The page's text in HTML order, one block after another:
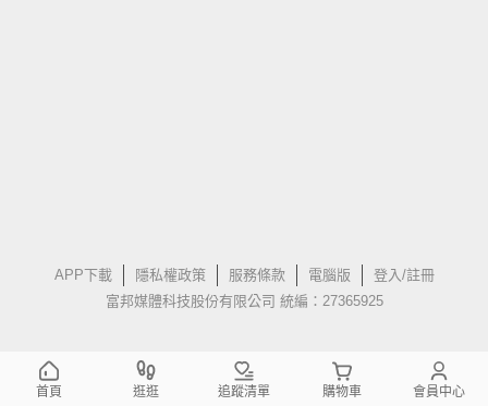
APP下載 隱私權政策 服務條款 電腦版
登入/註冊
富邦媒體科技股份有限公司 統編：27365925
首頁 逛逛 追蹤清單 購物車 會員中心